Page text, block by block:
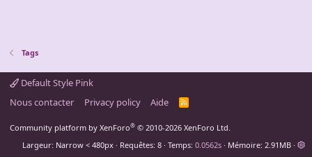
Tags
Default Style Pink
Nous contacter
Privacy policy Aide
R
Community platform by XenForo® © 2010-2026 XenForo Ltd.
Largeur
Requêtes 8 Temps 0.0562s Mémoire 2.91MB